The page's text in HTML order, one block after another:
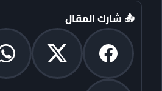
📤 شارك المقال